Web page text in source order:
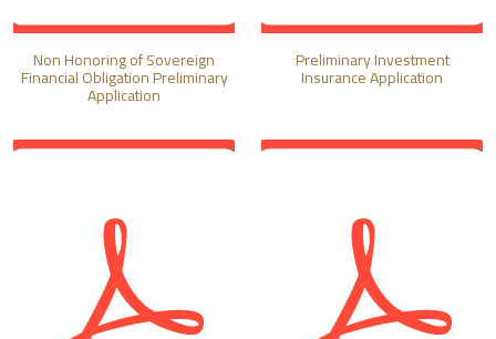
Preliminary Investment
Insurance Application
Non Honoring of Sovereign
Financial Obligation Preliminary
Application